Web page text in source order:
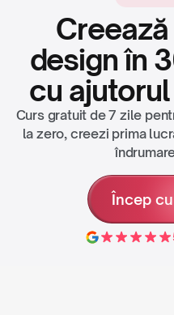
design în
cu
Curs gratuit de 7 zile
la zero, creezi prima
Încep